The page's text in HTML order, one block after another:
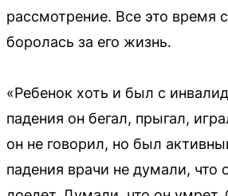
рассмотрение. Все это время
боролась за его жизнь.
«Ребенок хоть и был с
падения он бегал, прыгал,
он не говорил, но был
падения врачи не думали, что